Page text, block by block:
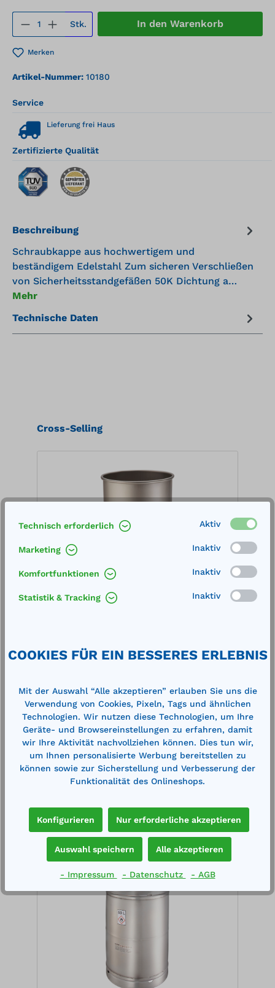
Produkt Anzahl: Gib den
Stk. In den Warenkorb
Merken
Artikel-Nummer: 10180
Service
Lieferung frei Haus
Zertifizierte Qualität
Beschreibung
Schraubkappe aus hochwertigem und
beständigem Edelstahl Zum sicheren Verschließen
von Sicherheitsstandgefäßen 50K Dichtung a…
Mehr
Technische Daten
Produktgalerie überspringen
Cross-Selling
Trichterrohr: 23 mmEinstecktrichter für
Sicherheitskannen - aus hochwertigem
Wandstärke 0,6 mm
€ 80,00*
Merken
In den Warenkorb
Produktgalerie überspringen
Zubehör
Technisch erforderlich Aktiv
Marketing Inaktiv
Komfortfunktionen Inaktiv
Statistik & Tracking Inaktiv
COOKIES FÜR EIN BESSERES ERLEBNIS
Mit der Auswahl “Alle akzeptieren” erlauben Sie uns die
Verwendung von Cookies, Pixeln, Tags und ähnlichen
Technologien. Wir nutzen diese Technologien, um Ihre
Geräte- und Browsereinstellungen zu erfahren, damit
wir Ihre Aktivität nachvollziehen können. Dies tun wir,
um Ihnen personalisierte Werbung bereitstellen zu
können sowie zur Sicherstellung und Verbesserung der
Funktionalität des Onlineshops.
Konfigurieren Nur erforderliche akzeptieren
Auswahl speichern Alle akzeptieren
- Impressum - Datenschutz - AGB